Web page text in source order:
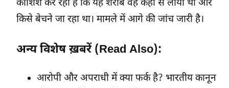
कोशिश कर रही है कि यह शराब वह कहाँ से लाया था और
किसे बेचने जा रहा था। मामले में आगे की जांच जारी है।
अन्य विशेष ख़बरें (Read Also):
आरोपी और अपराधी में क्या फर्क है? भारतीय कानून